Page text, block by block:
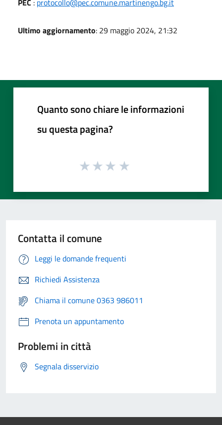
Ultimo aggiornamento: 29 maggio 2024, 21:32
Quanto sono chiare le informazioni
su questa pagina?
Contatta il comune
Leggi le domande frequenti
Richiedi Assistenza
Chiama il comune 0363 986011
Prenota un appuntamento
Problemi in città
Segnala disservizio